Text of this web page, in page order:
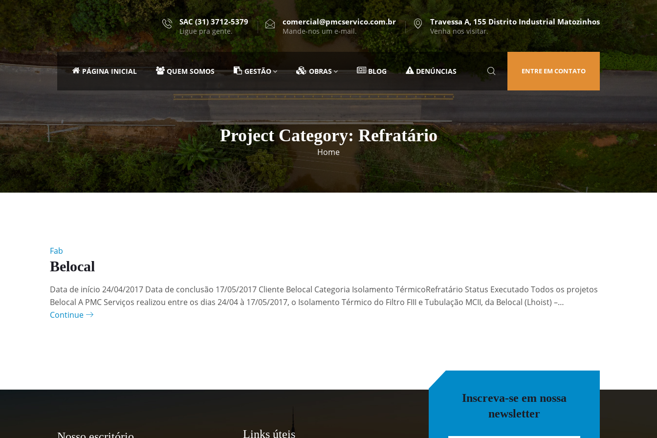
SAC (31) 3712-5379
Ligue pra gente.
comercial@pmcservico.com.br
Mande-nos um e-mail.
Travessa A, 155 Distrito Industrial Matozinhos
Venha nos visitar.
PÁGINA INICIAL QUEM SOMOS GESTÃO OBRAS BLOG DENÚNCIAS ENTRE EM CONTATO
Project Category: Refratário
Home
Fab
Belocal
Data de início 24/04/2017 Data de conclusão 17/05/2017 Cliente Belocal Categoria Isolamento TérmicoRefratário Status Executado Todos os projetos
Belocal A PMC Serviços realizou entre os dias 24/04 à 17/05/2017, o Isolamento Térmico do Filtro FIII e Tubulação MCII, da Belocal (Lhoist) –…
Continue
Links úteis
Inscreva-se em nossa
newsletter